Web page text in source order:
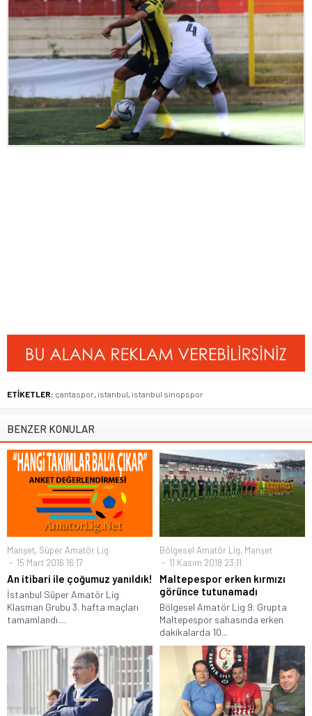
ETİKETLER: çantaspor istanbul istanbul sinopspor
BENZER KONULAR
Manşet, Süper Amatör Lig
15 Mart 2016 16:17
An itibari ile çoğumuz yanıldık!
İstanbul Süper Amatör Lig
Klasman Grubu 3. hafta maçları
tamamlandı....
Bölgesel Amatör Lig, Manşet
11 Kasım 2018 23:11
Maltepespor erken kırmızı
görünce tutunamadı
Bölgesel Amatör Lig 9. Grupta
Maltepespor sahasında erken
dakikalarda 10...